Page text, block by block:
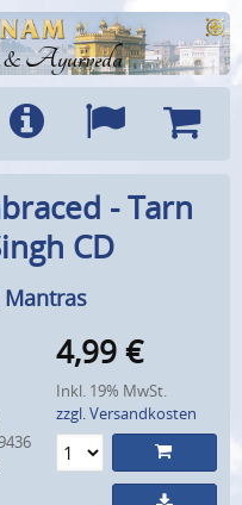
& Ayurveda
Info Sprachen
- Tarn
CD
Mantras
4,99 €
Inkl. 19% MwSt.
zzgl. Versandkosten